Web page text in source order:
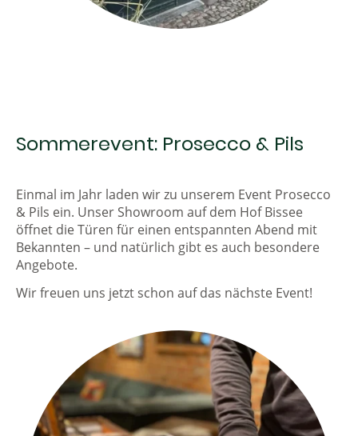
Sommerevent: Prosecco & Pils
Einmal im Jahr laden wir zu unserem Event Prosecco
& Pils ein. Unser Showroom auf dem Hof Bissee
öffnet die Türen für einen entspannten Abend mit
Bekannten – und natürlich gibt es auch besondere
Angebote.
Wir freuen uns jetzt schon auf das nächste Event!